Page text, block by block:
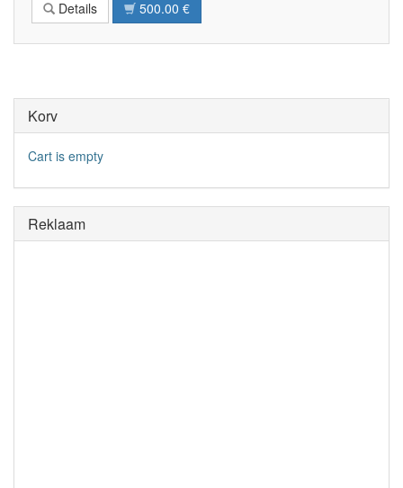
Details 500.00 €
Korv
Cart is empty
Reklaam